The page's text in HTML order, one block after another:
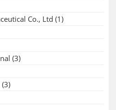
Co., Ltd (1)
(3)
(3)